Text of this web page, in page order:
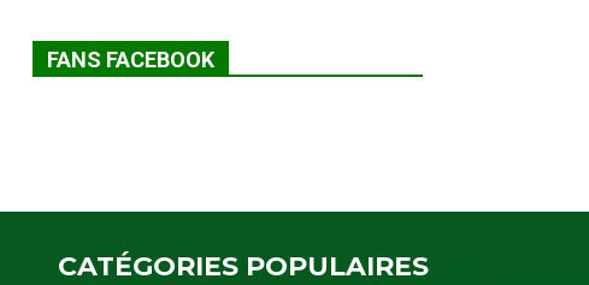
FANS FACEBOOK
CATÉGORIES POPULAIRES